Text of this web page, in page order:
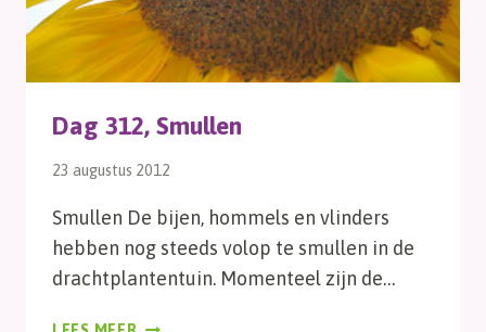
Dag 312, Smullen
23 augustus 2012
Smullen De bijen, hommels en vlinders
hebben nog steeds volop te smullen in de
drachtplantentuin. Momenteel zijn de…
DAG